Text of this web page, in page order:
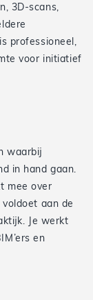
3D-scans,
professioneel,
voor initiatief
waarbij
in hand gaan.
mee over
aan de
Je werkt
en